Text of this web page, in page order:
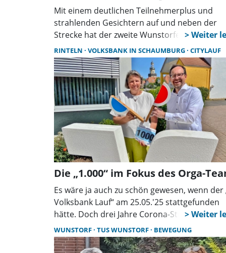
Mit einem deutlichen Teilnehmerplus und
strahlenden Gesichtern auf und neben der
Strecke hat der zweite Wunstorfer Citylauf
Samstag (13. September) die Innenstadt in
Bewegung versetzt. Der veranstaltende TuS
Wunstorf zeigte sich hochzufrieden.
RINTELN VOLKSBANK IN SCHAUMBURG CITYLAUF
Die „1.000“ im Fokus des Orga-
Es wäre ja auch zu schön gewesen, wenn der
Volksbank Lauf“ am 25.05.'25 stattgefunden
hätte. Doch drei Jahre Corona-Stillstand
machten einen Strich durch die schöne
Rechnung. Doch jetzt startet er wieder:
zum 20. Mai können sich Sportbegeisterte
WUNSTORF TUS WUNSTORF BEWEGUNG